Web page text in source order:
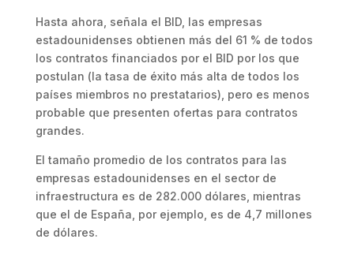
Hasta ahora, señala el BID, las empresas
estadounidenses obtienen más del 61 % de todos
los contratos financiados por el BID por los que
postulan (la tasa de éxito más alta de todos los
países miembros no prestatarios), pero es menos
probable que presenten ofertas para contratos
grandes.
El tamaño promedio de los contratos para las
empresas estadounidenses en el sector de
infraestructura es de 282.000 dólares, mientras
que el de España, por ejemplo, es de 4,7 millones
de dólares.